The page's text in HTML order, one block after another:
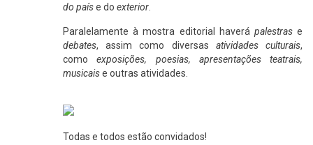
do paíse do exterior
Paralelamente à mostra editorial haverá palestrase
debates, assim como diversas atividades culturais,
comoexposições, poesias, apresentações teatrais,
musicaise outras atividades.
Todas e todos estão convidados!